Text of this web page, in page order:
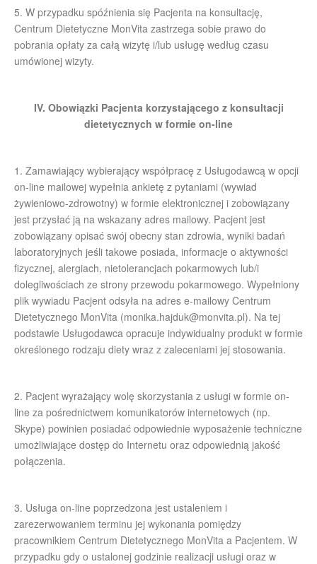
5. W przypadku spóźnienia się Pacjenta na konsultację,
Centrum Dietetyczne MonVita zastrzega sobie prawo do
pobrania opłaty za całą wizytę i/lub usługę według czasu
umówionej wizyty.
IV. Obowiązki Pacjenta korzystającego z konsultacji
dietetycznych w formie on-line
1. Zamawiający wybierający współpracę z Usługodawcą w opcji
on-line mailowej wypełnia ankietę z pytaniami (wywiad
żywieniowo-zdrowotny) w formie elektronicznej i zobowiązany
jest przysłać ją na wskazany adres mailowy. Pacjent jest
zobowiązany opisać swój obecny stan zdrowia, wyniki badań
laboratoryjnych jeśli takowe posiada, informacje o aktywności
fizycznej, alergiach, nietolerancjach pokarmowych lub/i
dolegliwościach ze strony przewodu pokarmowego. Wypełniony
plik wywiadu Pacjent odsyła na adres e-mailowy Centrum
Dietetycznego MonVita (monika.hajduk@monvita.pl). Na tej
podstawie Usługodawca opracuje indywidualny produkt w formie
określonego rodzaju diety wraz z zaleceniami jej stosowania.
2. Pacjent wyrażający wolę skorzystania z usługi w formie on-
line za pośrednictwem komunikatorów internetowych (np.
Skype) powinien posiadać odpowiednie wyposażenie techniczne
umożliwiające dostęp do Internetu oraz odpowiednią jakość
połączenia.
3. Usługa on-line poprzedzona jest ustaleniem i
zarezerwowaniem terminu jej wykonania pomiędzy
pracownikiem Centrum Dietetycznego MonVita a Pacjentem. W
przypadku gdy o ustalonej godzinie realizacji usługi oraz w